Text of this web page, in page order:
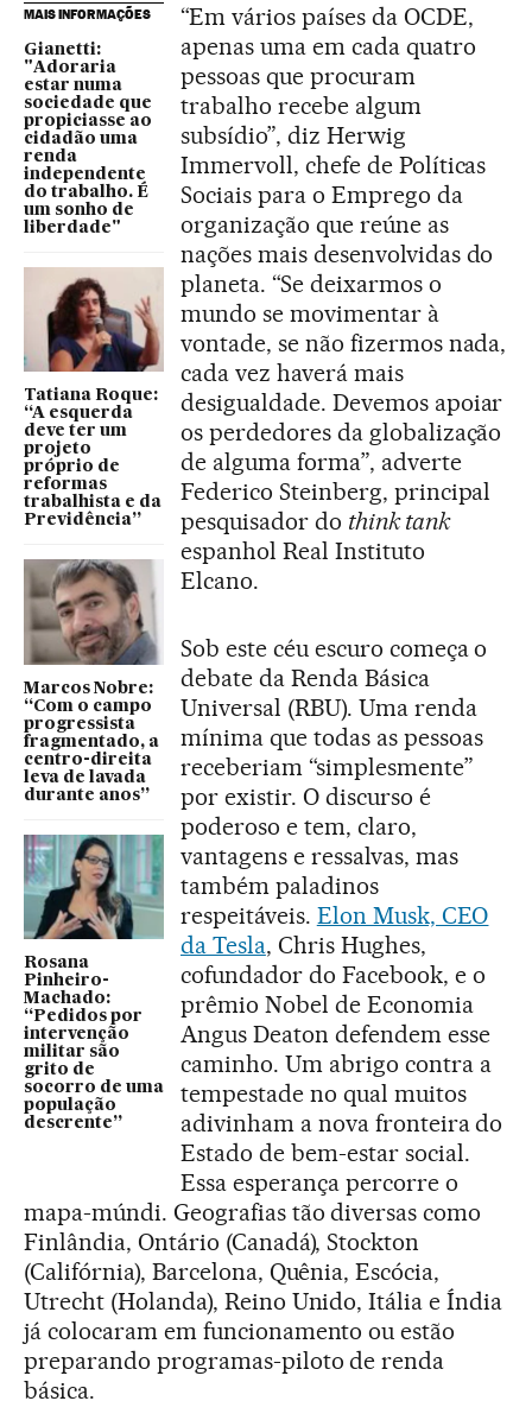
MAIS INFORMAÇÕES
Gianetti:
"Adoraria
estar numa
sociedade que
propiciasse ao
cidadão uma
renda
independente
do trabalho. É
um sonho de
liberdade"
Tatiana Roque:
“A esquerda
deve ter um
projeto
próprio de
reformas
trabalhista e da
Previdência”
Marcos Nobre:
“Com o campo
progressista
fragmentado, a
centro-direita
leva de lavada
durante anos”
Rosana
Pinheiro-
Machado:
“Pedidos por
intervenção
militar são
grito de
socorro de uma
população
descrente”
“Em vários países da OCDE,
apenas uma em cada quatro
pessoas que procuram
trabalho recebe algum
subsídio”, diz Herwig
Immervoll, chefe de Políticas
Sociais para o Emprego da
organização que reúne as
nações mais desenvolvidas do
planeta. “Se deixarmos o
mundo se movimentar à
vontade, se não fizermos nada,
cada vez haverá mais
desigualdade. Devemos apoiar
os perdedores da globalização
de alguma forma”, adverte
Federico Steinberg, principal
pesquisador do think tank
espanhol Real Instituto
Elcano.
Sob este céu escuro começa o
debate da Renda Básica
Universal (RBU). Uma renda
mínima que todas as pessoas
receberiam “simplesmente”
por existir. O discurso é
poderoso e tem, claro,
vantagens e ressalvas, mas
também paladinos
respeitáveis. Elon Musk, CEO
da Tesla, Chris Hughes,
cofundador do Facebook, e o
prêmio Nobel de Economia
Angus Deaton defendem esse
caminho. Um abrigo contra a
tempestade no qual muitos
adivinham a nova fronteira do
Estado de bem-estar social.
Essa esperança percorre o
mapa-múndi. Geografias tão diversas como
Finlândia, Ontário (Canadá), Stockton
(Califórnia), Barcelona, Quênia, Escócia,
Utrecht (Holanda), Reino Unido, Itália e Índia
já colocaram em funcionamento ou estão
preparando programas-piloto de renda
básica.